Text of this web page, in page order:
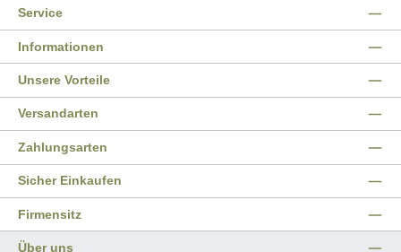
Service
Informationen
Unsere Vorteile
Versandarten
Sicher Einkaufen
Zahlungsarten
Firmensitz
Über uns